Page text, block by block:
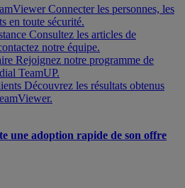
Connecter les personnes, les
en toute sécurité.
Consultez les articles de
notre équipe.
Rejoignez notre programme de
TeamUP.
Découvrez les résultats obtenus
une adoption rapide de son offre